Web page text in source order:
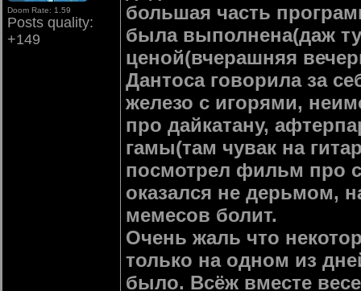
Doom Rate: 1.59
Posts quality:
+149
большая часть
была выполнена(даж
ценой(вчерашняя
Дантоса говорила за
железо с игорями,
про дайкатану,
гамы(там чувак на
посмотрел фильм про
оказался не дерьмом,
мемесов болит.
Очень жаль что
только на одном из
было. Всёж вместе